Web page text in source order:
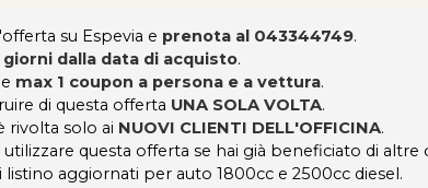
su Espevia e prenota al 043344749.
giorni dalla data di acquisto.
max 1 coupon a persona e a vettura.
di questa offerta UNA SOLA VOLTA.
rivolta solo ai NUOVI CLIENTI DELL'OFFICINA.
questa offerta se hai già beneficiato di
listino aggiornati per auto 1800cc e 2500cc diesel.